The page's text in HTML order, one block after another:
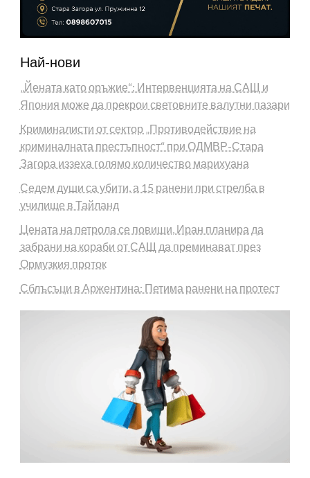
Най-нови
„Йената като оръжие“: Интервенцията на САЩ и
Япония може да прекрои световните валутни пазари
Криминалисти от сектор „Противодействие на
криминалната престъпност“ при ОДМВР-Стара
Загора иззеха голямо количество марихуана
Седем души са убити, а 15 ранени при стрелба в
училище в Тайланд
Цената на петрола се повиши, Иран планира да
забрани на кораби от САЩ да преминават през
Ормузкия проток
Сблъсъци в Аржентина: Петима ранени на протест